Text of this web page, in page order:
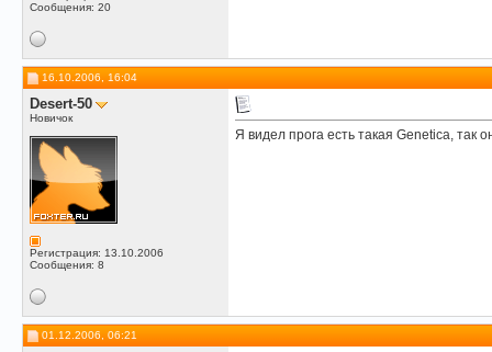
Сообщения: 20
16.10.2006, 16:04
Desert-50
Новичок
Регистрация: 13.10.2006
Сообщения: 8
Я видел прога есть такая Genetica, так
01.12.2006, 06:21